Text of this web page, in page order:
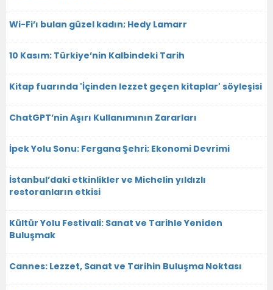
Wi-Fi’ı bulan güzel kadın; Hedy Lamarr
10 Kasım: Türkiye’nin Kalbindeki Tarih
Kitap fuarında 'İçinden lezzet geçen kitaplar' söyleşisi
ChatGPT’nin Aşırı Kullanımının Zararları
İpek Yolu Sonu: Fergana Şehri; Ekonomi Devrimi
İstanbul’daki etkinlikler ve Michelin yıldızlı
restoranların etkisi
Kültür Yolu Festivali: Sanat ve Tarihle Yeniden
Buluşmak
Cannes: Lezzet, Sanat ve Tarihin Buluşma Noktası